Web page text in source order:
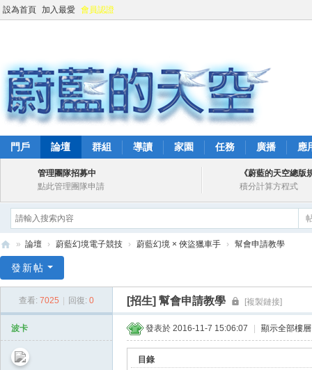
設為首頁 加入最愛 會員認證
門戶 論壇 群組 導讀 家園 任務 廣播 應
管理團隊招募中
點此管理團隊申請
《蔚藍的天空總版
積分計算方程式
藍
» 論壇 › 蔚藍幻境電子競技 › 蔚藍幻境 × 俠盜獵車手 › 幫會申請教學
發新帖
查看: 7025 回復: 0 [招生] 幫會申請教學 [複製鏈接]
波卡 發表於 2016-11-7 15:06:07 顯示全部樓層
目錄